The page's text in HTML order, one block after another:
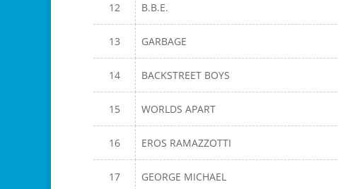
12 B.B.E.
13 GARBAGE
14 BACKSTREET BOYS
15 WORLDS APART
16 EROS RAMAZZOTTI
17 GEORGE MICHAEL